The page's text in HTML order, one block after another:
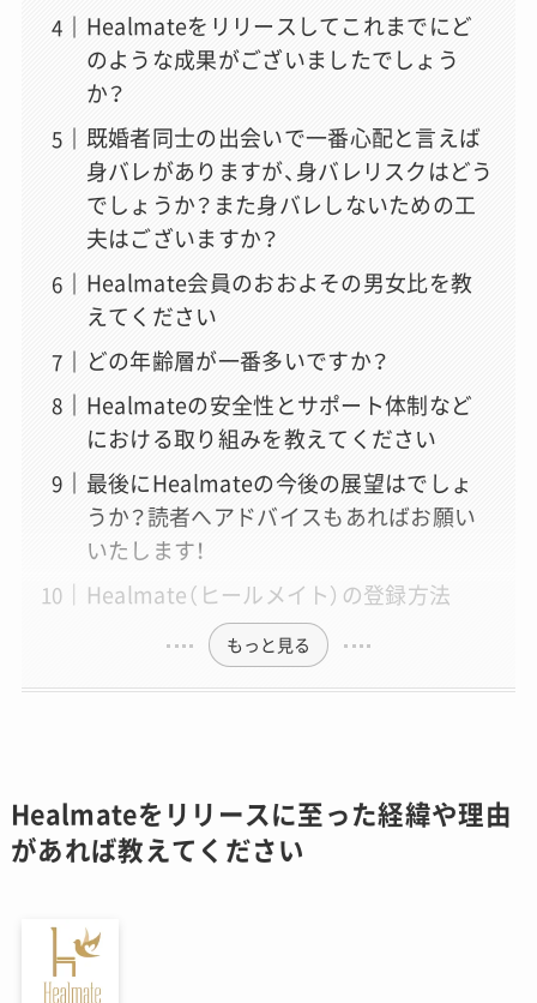
Healmateをリリースしてこれまでにど
のような成果がございましたでしょう
か？
既婚者同士の出会いで一番心配と言えば
身バレがありますが、身バレリスクはどう
でしょうか？また身バレしないための工
夫はございますか？
Healmate会員のおおよその男女比を教
えてください
どの年齢層が一番多いですか？
Healmateの安全性とサポート体制など
における取り組みを教えてください
最後にHealmateの今後の展望はでしょ
うか？読者へアドバイスもあればお願い
いたします！
Healmate（ヒールメイト）の登録方法
もっと見る
Healmateをリリースに至った経緯や理由
があれば教えてください